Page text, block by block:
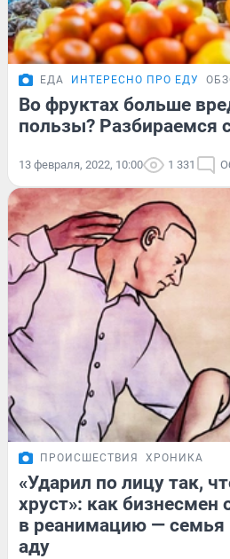
ЕДА ИНТЕРЕСНО ПРО ЕДУ
Во фруктах больше
пользы? Разбираемся
13 февраля, 2022, 10:00 1 331
ПРОИСШЕСТВИЯ ХРОНИКА
«Ударил по лицу так,
хруст»: как бизнесмен
в реанимацию — семья
аду